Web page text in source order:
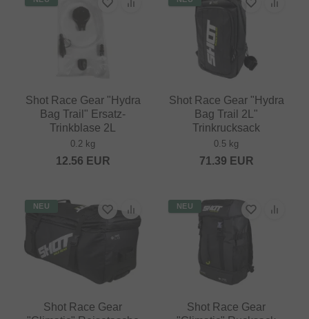
Shot Race Gear "Hydra
Bag Trail" Ersatz-
Trinkblase 2L
0.2 kg
12.56 EUR
Shot Race Gear "Hydra
Bag Trail 2L"
Trinkrucksack
0.5 kg
71.39 EUR
NEU
Shot Race Gear
NEU
Shot Race Gear